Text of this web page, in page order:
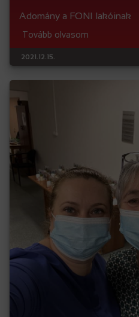
Adomány a FONI lakóinak
Tovább olvasom
2021.12.15.